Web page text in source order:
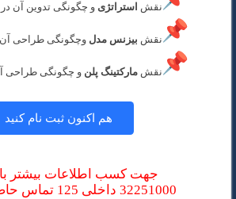
نقش استراتژی و چگونگی تدوین آن
نقش بیزنس مدل وچگونگی طراحی
نقش مارکتینگ پلن و چگونگی طراحی
هم اکنون ثبت نام کنید
جهت کسب اطلاعات بیشتر
32251000 داخلی 125 تماس حاصل فرمایید